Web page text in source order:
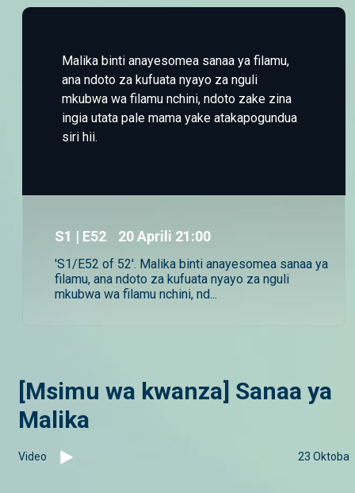
Malika binti anayesomea sanaa ya filamu,
ana ndoto za kufuata nyayo za nguli
mkubwa wa filamu nchini, ndoto zake zina
ingia utata pale mama yake atakapogundua
siri hii.
S1 | E52 20 Aprili 21:00
'S1/E52 of 52'. Malika binti anayesomea sanaa ya
filamu, ana ndoto za kufuata nyayo za nguli
mkubwa wa filamu nchini, nd...
[Msimu wa kwanza] Sanaa ya
Malika
Video 23 Oktoba